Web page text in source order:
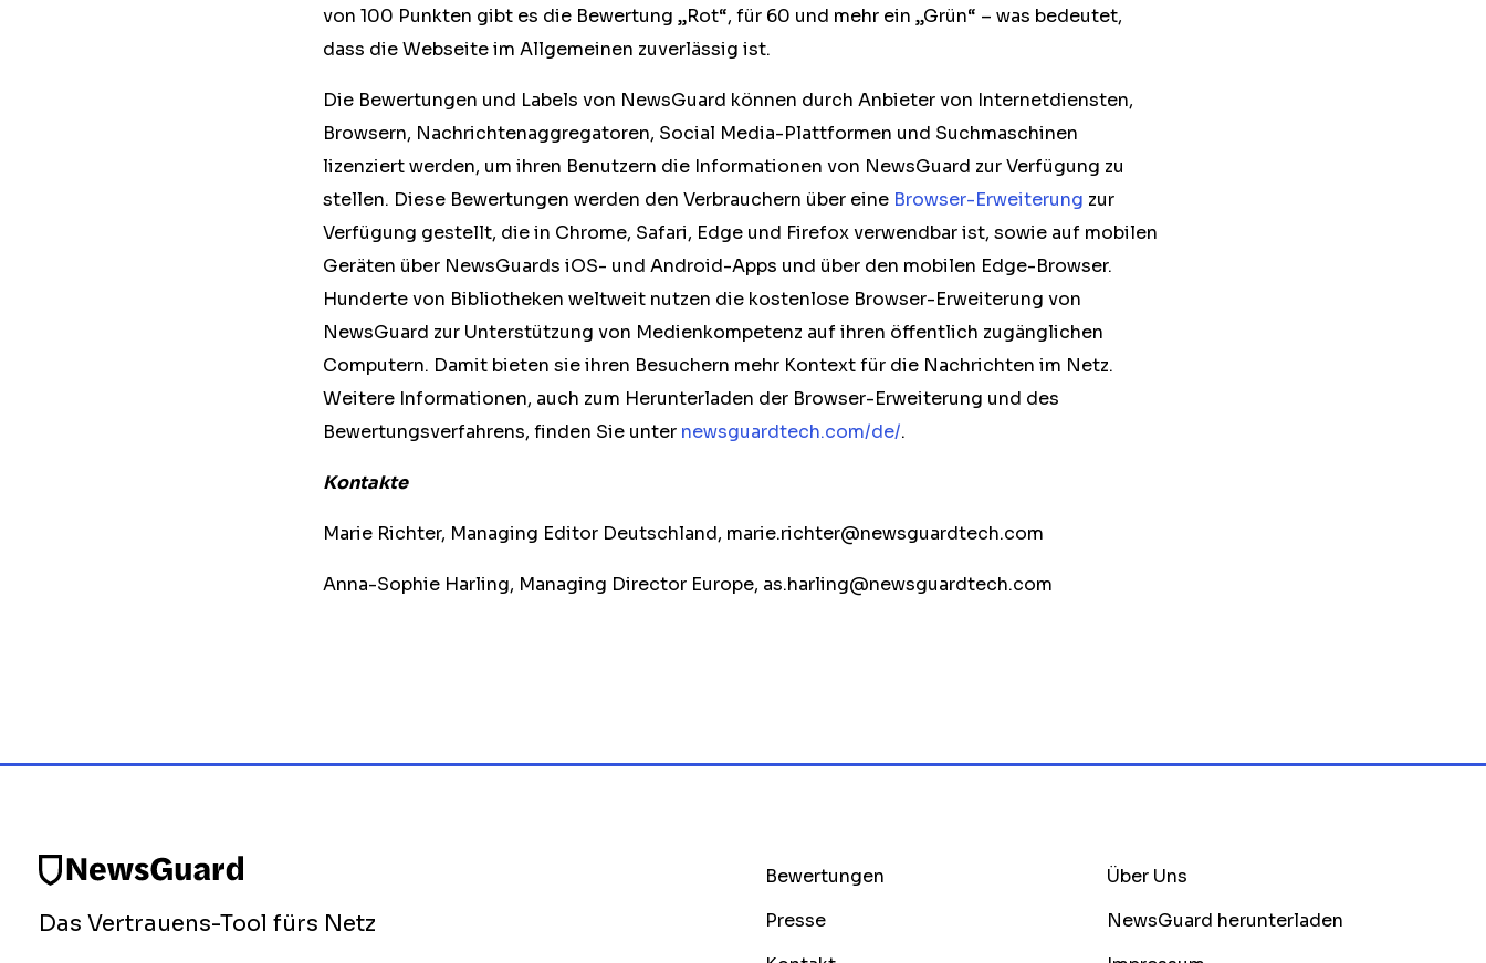
von 100 Punkten gibt es die Bewertung „Rot“, für 60 und mehr ein „Grün“ – was bedeutet,
dass die Webseite im Allgemeinen zuverlässig ist.
Die Bewertungen und Labels von NewsGuard können durch Anbieter von Internetdiensten,
Browsern, Nachrichtenaggregatoren, Social Media-Plattformen und Suchmaschinen
lizenziert werden, um ihren Benutzern die Informationen von NewsGuard zur Verfügung zu
stellen. Diese Bewertungen werden den Verbrauchern über eine Browser-Erweiterung zur
Verfügung gestellt, die in Chrome, Safari, Edge und Firefox verwendbar ist, sowie auf mobilen
Geräten über NewsGuards iOS- und Android-Apps und über den mobilen Edge-Browser.
Hunderte von Bibliotheken weltweit nutzen die kostenlose Browser-Erweiterung von
NewsGuard zur Unterstützung von Medienkompetenz auf ihren öffentlich zugänglichen
Computern. Damit bieten sie ihren Besuchern mehr Kontext für die Nachrichten im Netz.
Weitere Informationen, auch zum Herunterladen der Browser-Erweiterung und des
Bewertungsverfahrens, finden Sie unter newsguardtech.com/de/.
Kontakte
Marie Richter, Managing Editor Deutschland, marie.richter@newsguardtech.com
Anna-Sophie Harling, Managing Director Europe, as.harling@newsguardtech.com
Das Vertrauens-Tool fürs Netz
Bewertungen
Über Uns
Presse
NewsGuard herunterladen